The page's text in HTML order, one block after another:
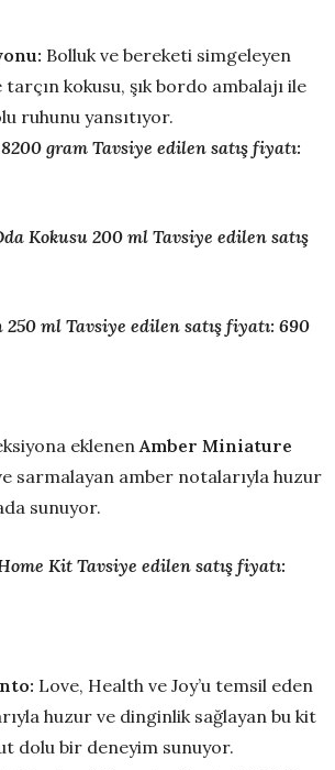
Bolluk ve bereketi simgeleyen
kokusu, şık bordo ambalajı ile
ruhunu yansıtıyor.
gram Tavsiye edilen satış fiyatı:
Kokusu 200 ml Tavsiye edilen satış
250 ml Tavsiye edilen satış fiyatı: 690
eklenenAmber Miniature
sarmalayan amber notalarıyla huzur
sunuyor.
Kit Tavsiye edilen satış fiyatı:
Love, Health ve Joy’u temsil eden
huzur ve dinginlik sağlayan bu kit
dolu bir deneyim sunuyor.